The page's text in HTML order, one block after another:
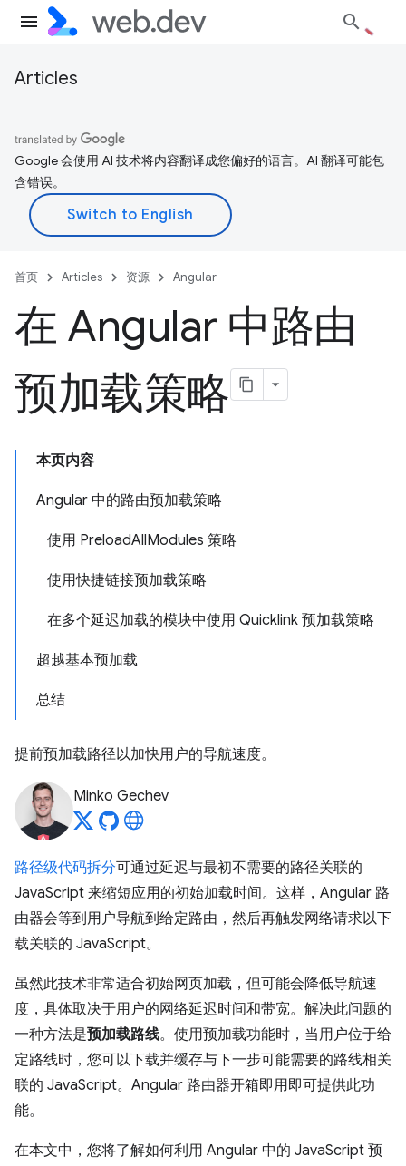
Articles
Google 会使用 AI 技术将内容翻译成您偏好的语言。AI 翻译可能包
含错误。
首页 Articles 资源 Angular
在 Angular 中路由
预加载策略
本页内容
Angular 中的路由预加载策略
使用 PreloadAllModules 策略
使用快捷链接预加载策略
在多个延迟加载的模块中使用 Quicklink 预加载策略
超越基本预加载
总结
提前预加载路径以加快用户的导航速度。
Minko Gechev
路径级代码拆分可通过延迟与最初不需要的路径关联的
JavaScript 来缩短应用的初始加载时间。这样，Angular 路
由器会等到用户导航到给定路由，然后再触发网络请求以下
载关联的 JavaScript。
虽然此技术非常适合初始网页加载，但可能会降低导航速
度，具体取决于用户的网络延迟时间和带宽。解决此问题的
一种方法是预加载路线。使用预加载功能时，当用户位于给
定路线时，您可以下载并缓存与下一步可能需要的路线相关
联的 JavaScript。Angular 路由器开箱即用即可提供此功
能。
在本文中，您将了解如何利用 Angular 中的 JavaScript 预